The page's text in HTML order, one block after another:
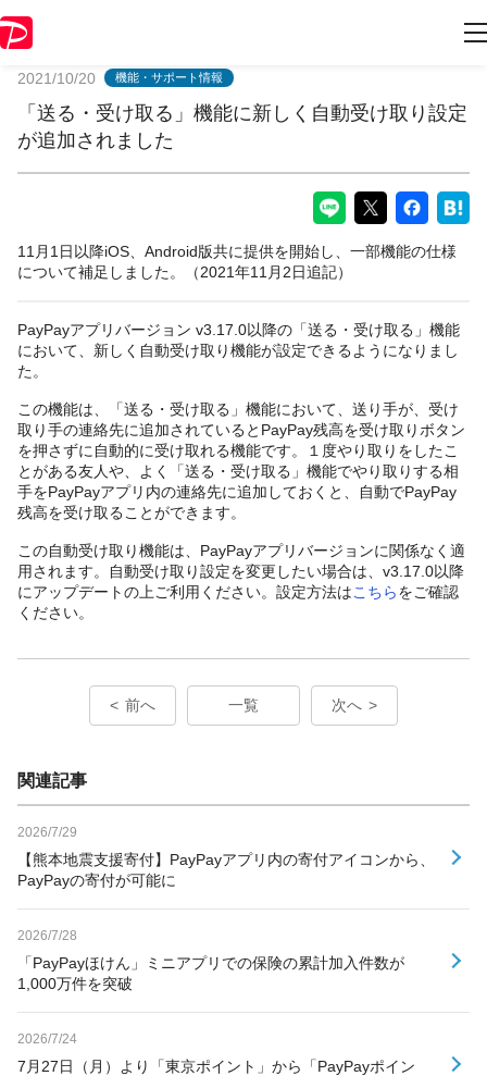
2021/10/20 機能・サポート情報
「送る・受け取る」機能に新しく自動受け取り設定
が追加されました
11月1日以降iOS、Android版共に提供を開始し、一部機能の仕様
について補足しました。（2021年11月2日追記）
PayPayアプリバージョン v3.17.0以降の「送る・受け取る」機能
において、新しく自動受け取り機能が設定できるようになりまし
た。
この機能は、「送る・受け取る」機能において、送り手が、受け
取り手の連絡先に追加されているとPayPay残高を受け取りボタン
を押さずに自動的に受け取れる機能です。１度やり取りをしたこ
とがある友人や、よく「送る・受け取る」機能でやり取りする相
手をPayPayアプリ内の連絡先に追加しておくと、自動でPayPay
残高を受け取ることができます。
この自動受け取り機能は、PayPayアプリバージョンに関係なく適
用されます。自動受け取り設定を変更したい場合は、v3.17.0以降
にアップデートの上ご利用ください。設定方法はこちらをご確認
ください。
前へ 一覧 次へ
関連記事
2026/7/29
【熊本地震支援寄付】PayPayアプリ内の寄付アイコンから、
PayPayの寄付が可能に
2026/7/28
「PayPayほけん」ミニアプリでの保険の累計加入件数が
1,000万件を突破
2026/7/24
7月27日（月）より「東京ポイント」から「PayPayポイン